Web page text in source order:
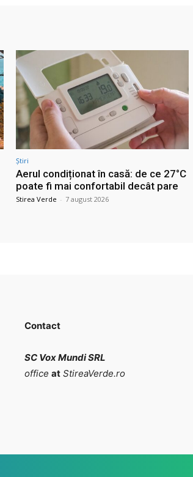
Știri
Aerul condiționat în casă: de ce 27°C
poate fi mai confortabil decât pare
Stirea Verde - 7 august 2026
Contact
SC Vox Mundi SRL
office at StireaVerde.ro